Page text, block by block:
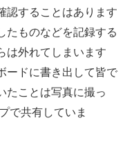
認することはあります
たものなどを記録する
は外れてしまいます
ードに書き出して皆で
たことは写真に撮っ
で共有していま